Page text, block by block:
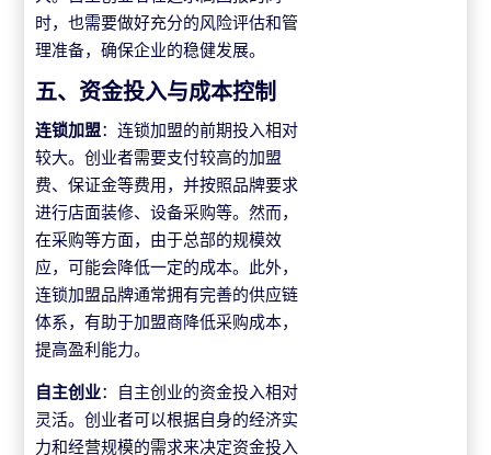
时，也需要做好充分的风险评估和管
理准备，确保企业的稳健发展。
五、资金投入与成本控制
连锁加盟：连锁加盟的前期投入相对
较大。创业者需要支付较高的加盟
费、保证金等费用，并按照品牌要求
进行店面装修、设备采购等。然而，
在采购等方面，由于总部的规模效
应，可能会降低一定的成本。此外，
连锁加盟品牌通常拥有完善的供应链
体系，有助于加盟商降低采购成本，
提高盈利能力。
自主创业：自主创业的资金投入相对
灵活。创业者可以根据自身的经济实
力和经营规模的需求来决定资金投入